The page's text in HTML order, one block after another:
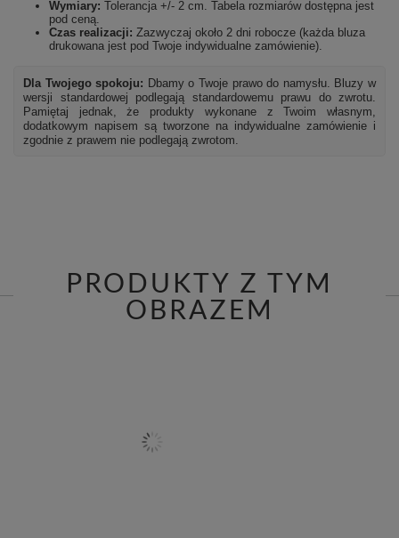
Wymiary: Tolerancja +/- 2 cm. Tabela rozmiarów dostępna jest
pod ceną.
Czas realizacji: Zazwyczaj około 2 dni robocze (każda bluza
drukowana jest pod Twoje indywidualne zamówienie).
Dla Twojego spokoju: Dbamy o Twoje prawo do namysłu. Bluzy w
wersji standardowej podlegają standardowemu prawu do zwrotu.
Pamiętaj jednak, że produkty wykonane z Twoim własnym,
dodatkowym napisem są tworzone na indywidualne zamówienie i
zgodnie z prawem nie podlegają zwrotom.
PRODUKTY Z TYM
OBRAZEM